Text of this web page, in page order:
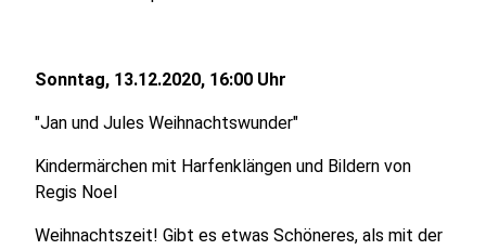
Sonntag, 13.12.2020, 16:00 Uhr
"Jan und Jules Weihnachtswunder"
Kindermärchen mit Harfenklängen und Bildern von
Regis Noel
Weihnachtszeit! Gibt es etwas Schöneres, als mit der